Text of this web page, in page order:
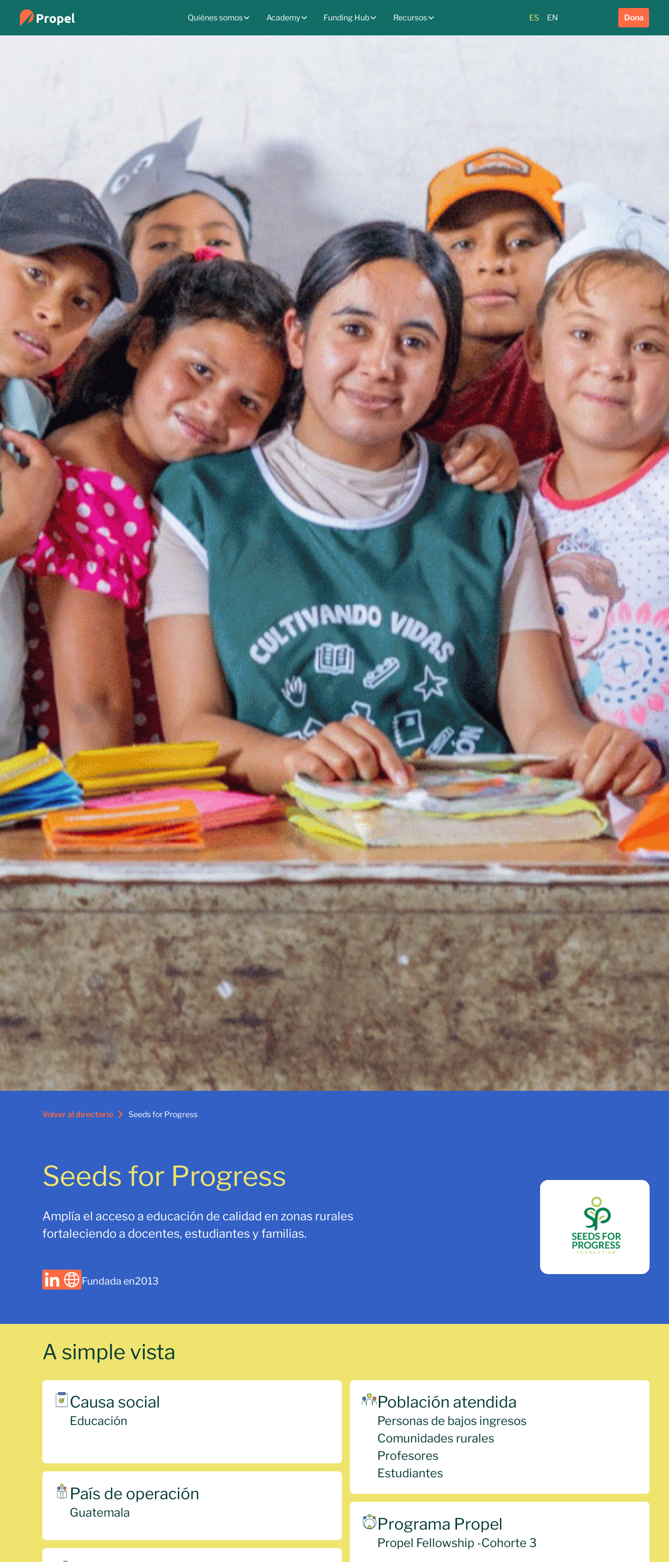
Quiénes somos Academy Funding Hub Recursos ES EN Dona
Volver al directorio Seeds for Progress
Seeds for Progress
Amplía el acceso a educación de calidad en zonas rurales
fortaleciendo a docentes, estudiantes y familias.
Fundada en2013
A simple vista
Causa social
Educación
Población atendida
Personas de bajos ingresos
Comunidades rurales
Profesores
Estudiantes
País de operación
Guatemala
Programa Propel
Propel Fellowship -Cohorte 3